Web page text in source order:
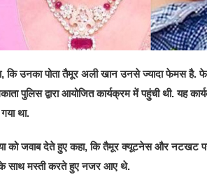
कि उनका पोता तैमूर अली खान उनसे ज्यादा फेमस
पुलिस द्वारा आयोजित कार्यक्रम में पहुंची थी. यह
था.
को जवाब देते हुए कहा, कि तैमूर क्यूटनेस और नटखट
साथ मस्ती करते हुए नजर आए थे.